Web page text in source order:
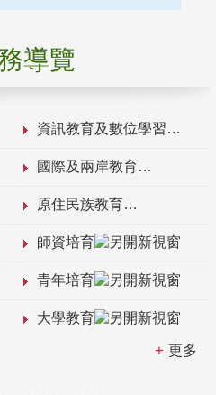
導覽
資訊教育及數位學習
國際及兩岸教育
原住民族教育
師資培育
青年培育
大學教育
更多